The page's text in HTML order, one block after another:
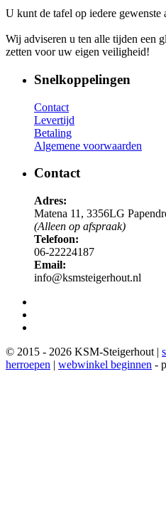
U kunt de tafel op iedere gewenste
Wij adviseren u ten alle tijden een
zetten voor uw eigen veiligheid!
Snelkoppelingen
Contact
Levertijd
Betaling
Algemene voorwaarden
Contact
Adres:
Matena 11, 3356LG
(Alleen op afspraak)
Telefoon:
06-22224187
Email:
info@ksmsteigerhout.nl
© 2015 - 2026 KSM-Steigerhout |
herroepen | webwinkel beginnen -